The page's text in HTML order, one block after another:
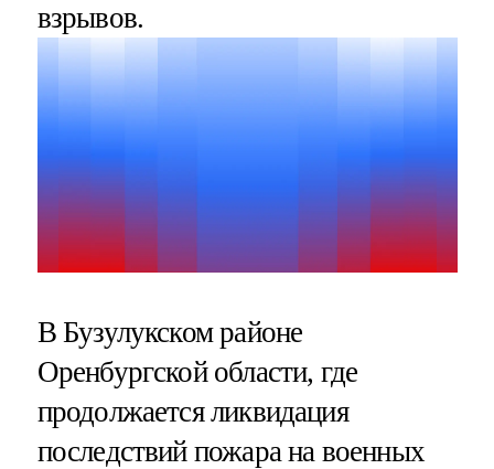
взрывов.
В Бузулукском районе
Оренбургской области, где
продолжается ликвидация
последствий пожара на военных